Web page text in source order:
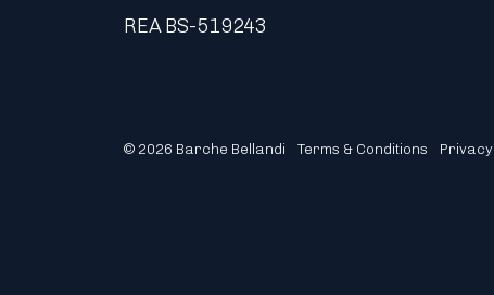
REA BS-519243
© 2026 Barche Bellandi Terms & Conditions Privacy